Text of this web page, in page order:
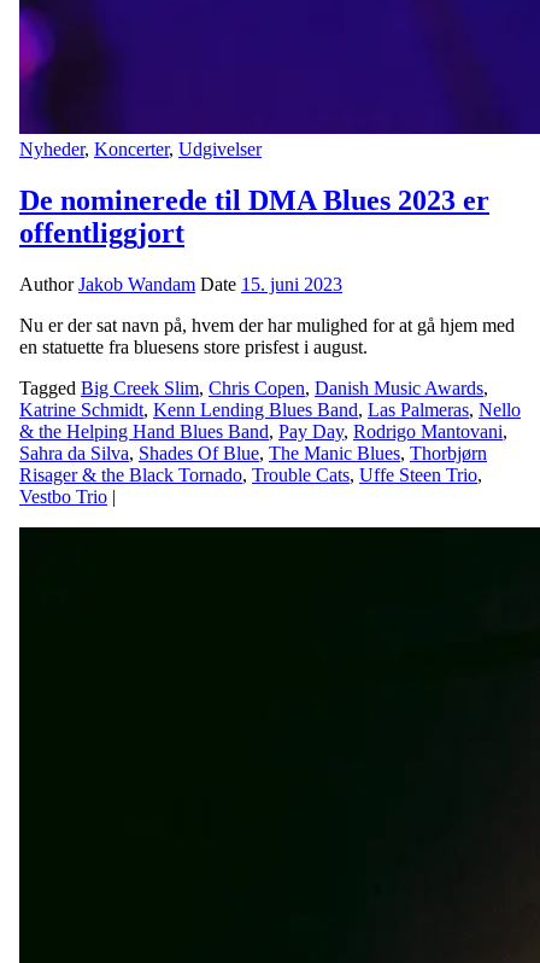
Nyheder, Koncerter, Udgivelser
De nominerede til DMA Blues 2023 er
offentliggjort
AuthorJakob Wandam Date 15. juni 2023
Nu er der sat navn på, hvem der har mulighed for at gå hjem med
en statuette fra bluesens store prisfest i august.
Tagged Big Creek Slim, Chris Copen, Danish Music Awards,
Katrine Schmidt, Kenn Lending Blues Band, Las Palmeras, Nello
& the Helping Hand Blues Band, Pay Day, Rodrigo Mantovani,
Sahra da Silva, Shades Of Blue, The Manic Blues, Thorbjørn
Risager & the Black Tornado, Trouble Cats, Uffe Steen Trio,
Vestbo Trio |